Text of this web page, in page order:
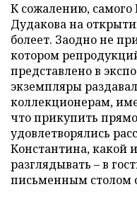
К сожалению, самого
Дудакова на
болеет. Заодно не
котором
представлено в
экземпляры
коллекционерам,
что прикупить
удовлетворялись
Константина, какой
разглядывать – в
письменным столом